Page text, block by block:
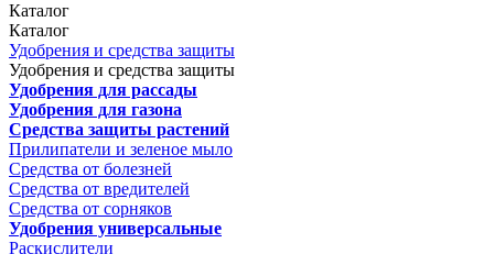
Каталог
Каталог
Удобрения и средства защиты
Удобрения и средства защиты
Удобрения для рассады
Удобрения для газона
Средства защиты растений
Прилипатели и зеленое мыло
Средства от болезней
Средства от вредителей
Средства от сорняков
Удобрения универсальные
Раскислители